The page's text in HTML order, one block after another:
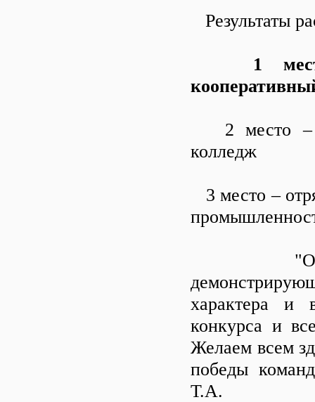
Результаты
1 место
2 место –
колледж
3 место –
характера и
конкурса и
Желаем всем
победы
Т.А.